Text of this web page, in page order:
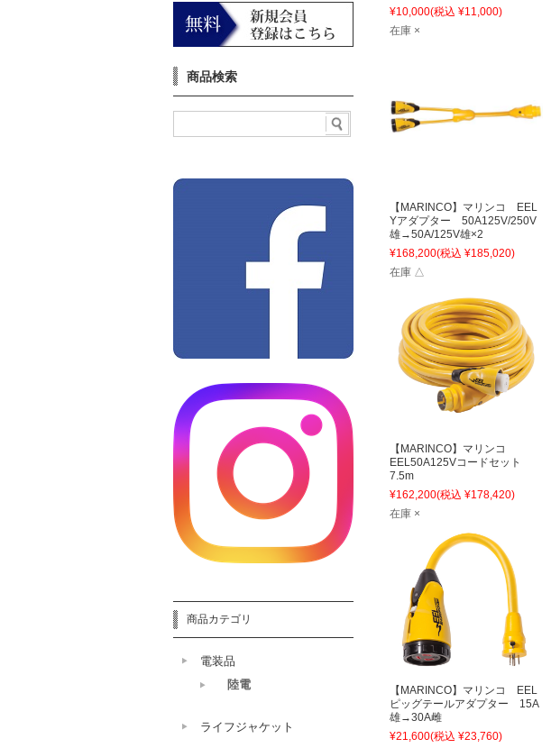
¥10,000(税込 ¥11,000)
在庫 ×
【MARINCO】マリンコ EEL
Yアダプター 50A125V/250V
雄→50A/125V雄×2
¥168,200(税込 ¥185,020)
在庫 △
【MARINCO】マリンコ
EEL50A125Vコードセット
7.5m
¥162,200(税込 ¥178,420)
在庫 ×
【MARINCO】マリンコ EEL
ピッグテールアダプター 15A
雄→30A雌
¥21,600(税込 ¥23,760)
商品検索
商品カテゴリ
電装品
陸電
ライフジャケット